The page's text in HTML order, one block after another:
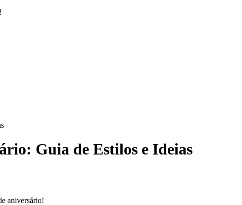
Guia de Estilos e Ideias
aniversário!